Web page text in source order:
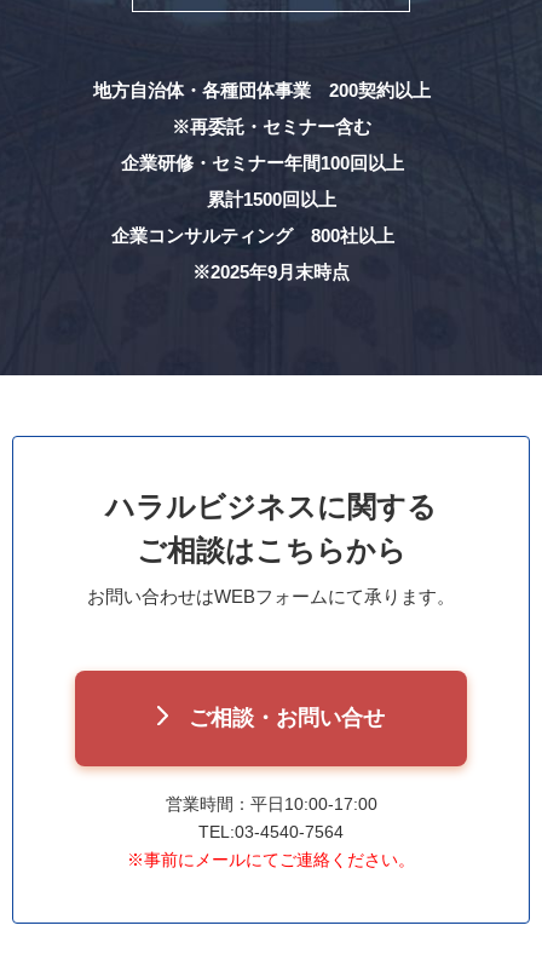
地方自治体・各種団体事業 200契約以上
※再委託・セミナー含む
企業研修・セミナー年間100回以上
累計1500回以上
企業コンサルティング 800社以上
※2025年9月末時点
ハラルビジネスに関する
ご相談はこちらから
お問い合わせはWEBフォームにて承ります。
ご相談・お問い合せ
営業時間：平日10:00-17:00
TEL:03-4540-7564
※事前にメールにてご連絡ください。